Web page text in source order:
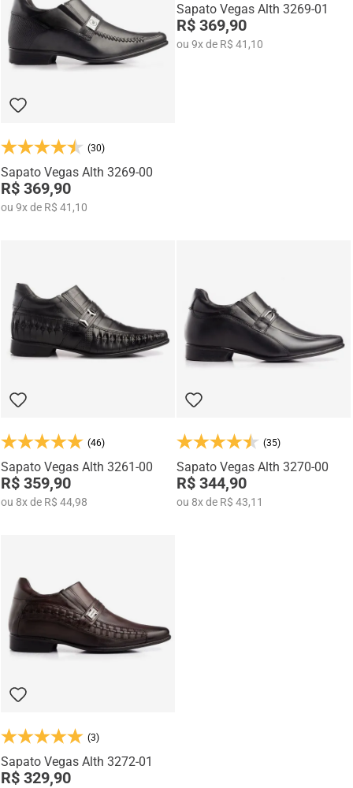
(30)
Sapato Vegas Alth 3269-00
R$ 369,90
ou 9xde R$ 41,10
Sapato Vegas Alth 3269-01
R$ 369,90
ou 9xde R$ 41,10
(46)
Sapato Vegas Alth 3261-00
R$ 359,90
ou 8xde R$ 44,98
(35)
Sapato Vegas Alth 3270-00
R$ 344,90
ou 8xde R$ 43,11
(3)
Sapato Vegas Alth 3272-01
R$ 329,90